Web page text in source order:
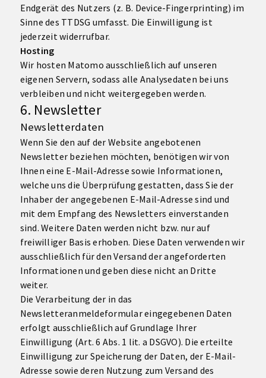
Endgerät des Nutzers (z. B. Device-Fingerprinting) im
Sinne des TTDSG umfasst. Die Einwilligung ist
jederzeit widerrufbar.
Hosting
Wir hosten Matomo ausschließlich auf unseren
eigenen Servern, sodass alle Analysedaten bei uns
verbleiben und nicht weitergegeben werden.
6. Newsletter
Newsletter­daten
Wenn Sie den auf der Website angebotenen
Newsletter beziehen möchten, benötigen wir von
Ihnen eine E-Mail-Adresse sowie Informationen,
welche uns die Überprüfung gestatten, dass Sie der
Inhaber der angegebenen E-Mail-Adresse sind und
mit dem Empfang des Newsletters einverstanden
sind. Weitere Daten werden nicht bzw. nur auf
freiwilliger Basis erhoben. Diese Daten verwenden wir
ausschließlich für den Versand der angeforderten
Informationen und geben diese nicht an Dritte
weiter.
Die Verarbeitung der in das
Newsletteranmeldeformular eingegebenen Daten
erfolgt ausschließlich auf Grundlage Ihrer
Einwilligung (Art. 6 Abs. 1 lit. a DSGVO). Die erteilte
Einwilligung zur Speicherung der Daten, der E-Mail-
Adresse sowie deren Nutzung zum Versand des